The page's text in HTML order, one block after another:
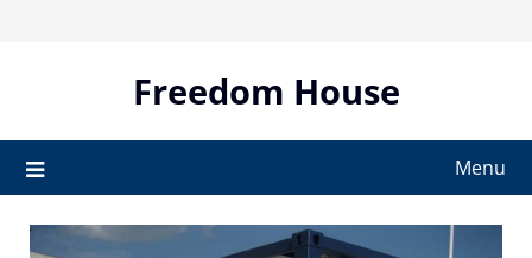
Freedom House
Menu